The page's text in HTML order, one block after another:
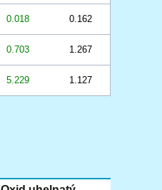
0.018 0.162
0.703 1.267
5.229 1.127